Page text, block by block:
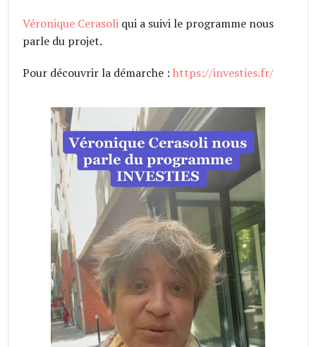
Véronique Cerasoli qui a suivi le programme nous
parle du projet.
Pour découvrir la démarche :https://investies.fr/